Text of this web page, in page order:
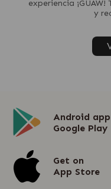
experiencia
y
Android
Google Play
Get on
App Store